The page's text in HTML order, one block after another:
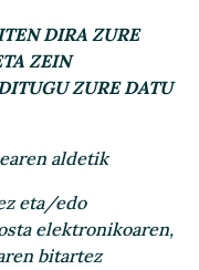
DIRA ZURE
ZEIN
ZURE DATU
aldetik
eta/edo
elektronikoaren,
bitartez